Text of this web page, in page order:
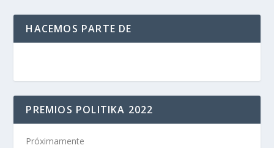
HACEMOS PARTE DE
PREMIOS POLITIKA 2022
Próximamente